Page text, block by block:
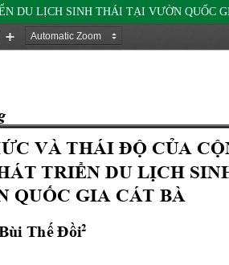
DU LỊCH SINH THÁI TẠI VƯỜN QUỐC